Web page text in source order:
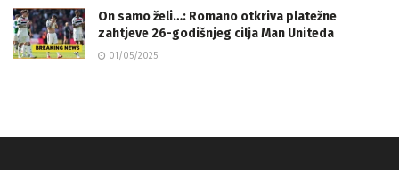
On samo želi…: Romano otkriva platežne
zahtjeve 26-godišnjeg cilja Man Uniteda
01/05/2025